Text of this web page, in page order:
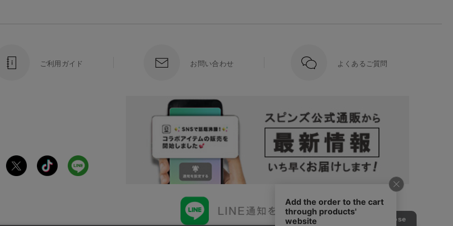
ご利用ガイド お問い合わせ よくあるご質問